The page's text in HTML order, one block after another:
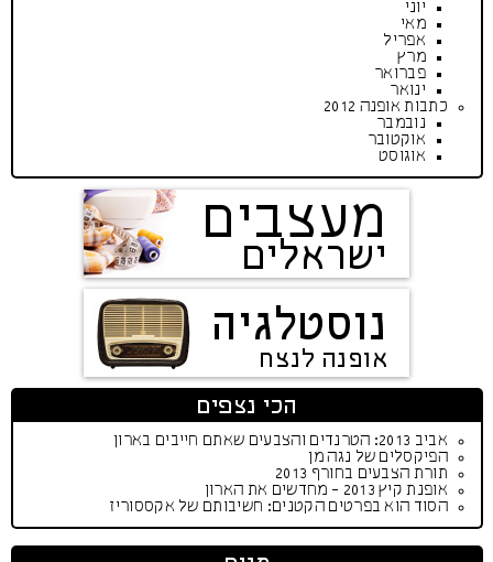
יוני
מאי
אפריל
מרץ
פברואר
ינואר
כתבות אופנה 2012
נובמבר
אוקטובר
אוגוסט
מעצבים
ישראלים
נוסטלגיה
אופנה לנצח
הכי נצפים
אביב 2013: הטרנדים והצבעים שאתם חייבים בארון
הפיקסלים של נגה מן
תורת הצבעים בחורף 2013
אופנת קיץ 2013 - מחדשים את הארון
הסוד הוא בפרטים הקטנים: חשיבותם של אקססוריז